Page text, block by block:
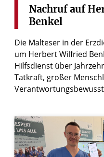
Nachruf auf
Benkel
Die Malteser in der
um Herbert Wilfried
Hilfsdienst über
Tatkraft, großer